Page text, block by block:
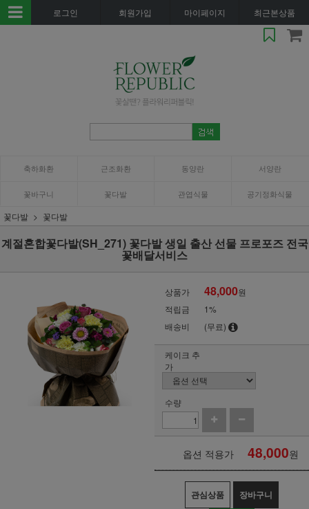
로그인 회원가입 마이페이지 최근본상품
축하화환 근조화환 동양란 서양란
꽃바구니 꽃다발 관엽식물 공기정화식물
꽃다발 꽃다발
계절혼합꽃다발(SH_271) 꽃다발 생일 출산 선물 프로포즈 전국
꽃배달서비스
상품가 48,000원
적립금
1%
배송비
(무료)
케이크 추
가
수량
옵션 적용가 48,000원
관심상품 장바구니